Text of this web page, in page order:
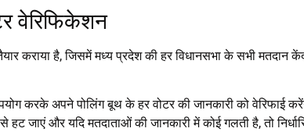
वेरिफिकेशन
कराया है, जिसमें मध्य प्रदेश की हर विधानसभा के सभी मतदान
करके अपने पोलिंग बूथ के हर वोटर की जानकारी को वेरिफाई
जाएं और यदि मतदाताओं की जानकारी में कोई गलती है, तो